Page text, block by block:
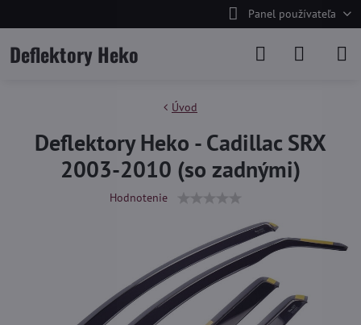
Panel používateľa
Deflektory Heko
Úvod
Deflektory Heko - Cadillac SRX
2003-2010 (so zadnými)
Hodnotenie